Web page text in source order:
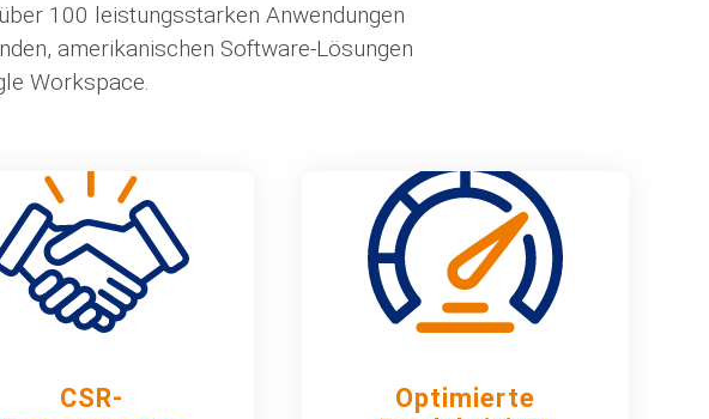
100 leistungsstarken Anwendungen
amerikanischen Software-Lösungen
Workspace.
CSR-
Optimierte